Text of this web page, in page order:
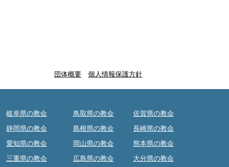
団体概要 個人情報保護方針
岐阜県の教会
静岡県の教会
愛知県の教会
三重県の教会
鳥取県の教会
島根県の教会
岡山県の教会
広島県の教会
佐賀県の教会
長崎県の教会
熊本県の教会
大分県の教会